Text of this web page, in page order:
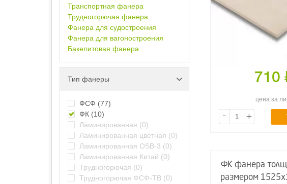
Транспортная фанера
Трудногорючая фанера
Фанера для судостроения
Фанера для вагоностроения
Бакелитовая фанера
Тип фанеры
ФСФ (77)
ФК (10)
Ламинированная (0)
Ламинированная цветная (0)
Ламинированная OSB-3 (0)
Ламинированная Китай (0)
Трудногорючая (0)
Трудногорючая ФСФ-ТВ (0)
710
цена за
- +
ФК фанера
размером